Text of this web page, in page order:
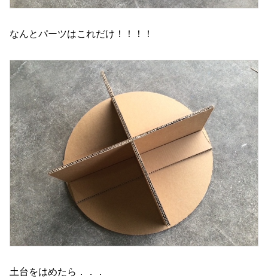
なんとパーツはこれだけ！！！！
土台をはめたら．．．